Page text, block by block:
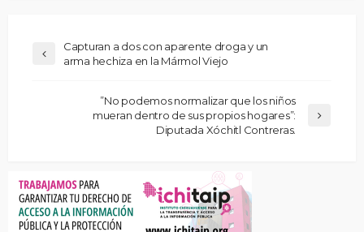
Capturan a dos con aparente droga y un
arma hechiza en la Mármol Viejo
”No podemos normalizar que los niños
mueran dentro de sus propios hogares”:
Diputada Xóchitl Contreras.